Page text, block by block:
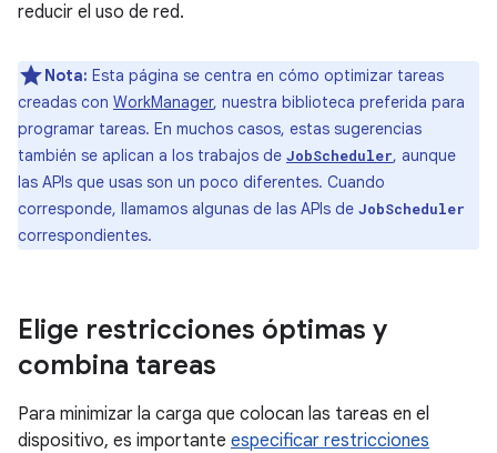
reducir el uso de red.
Nota: Esta página se centra en cómo optimizar tareas
creadas con WorkManager, nuestra biblioteca preferida para
programar tareas. En muchos casos, estas sugerencias
también se aplican a los trabajos de JobScheduler, aunque
las APIs que usas son un poco diferentes. Cuando
corresponde, llamamos algunas de las APIs de JobScheduler
correspondientes.
Elige restricciones óptimas y
combina tareas
Para minimizar la carga que colocan las tareas en el
dispositivo, es importante especificar restricciones